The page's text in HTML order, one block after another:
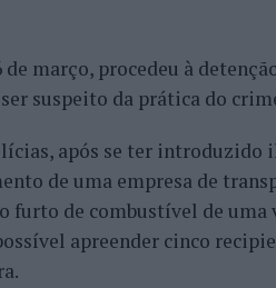
março, procedeu à
suspeito da prática do
após se ter
de uma empresa de
furto de combustível de
apreender cinco